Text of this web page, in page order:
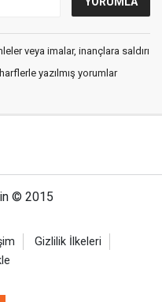
veya imalar, inançlara saldırı
yazılmış yorumlar
© 2015
Gizlilik İlkeleri